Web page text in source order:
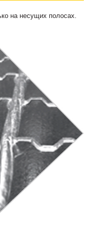
на несущих полосах.